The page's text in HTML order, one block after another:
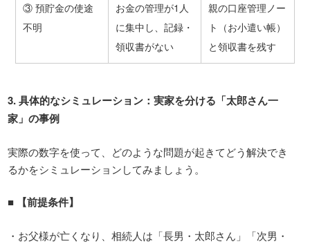
③ 預貯金の使途
不明
お金の管理が1人
に集中し、記録・
領収書がない
親の口座管理ノー
ト（お小遣い帳）
と領収書を残す
3.具体的なシミュレーション：実家を分ける「太郎さん一
家」の事例
実際の数字を使って、どのような問題が起きてどう解決でき
るかをシミュレーションしてみましょう。
■ 【前提条件】
・お父様が亡くなり、相続人は「長男・太郎さん」「次男・